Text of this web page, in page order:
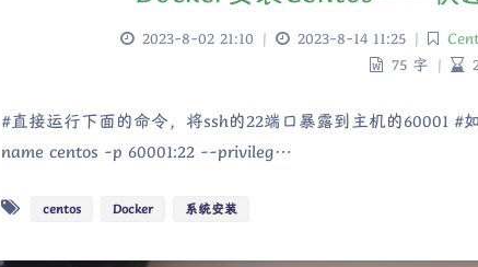
2023-8-02 21:10 | 2023-8-14 11:25 |
75 字 |
#直接运行下面的命令，将ssh的22端口暴露到主机的60001
name centos -p 60001:22 --privileg…
centos Docker 系统安装